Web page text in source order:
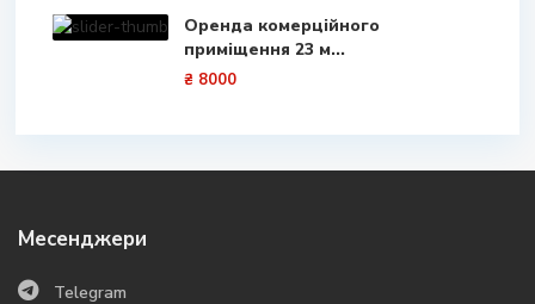
Оренда комерційного
приміщення 23 м...
₴ 8000
Месенджери
Telegram